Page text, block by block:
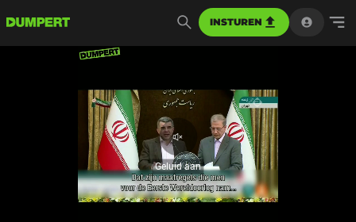
INSTUREN
aan
Geluid aan